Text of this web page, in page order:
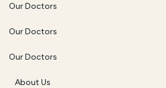
Our Doctors
Our Doctors
Our Doctors
About Us